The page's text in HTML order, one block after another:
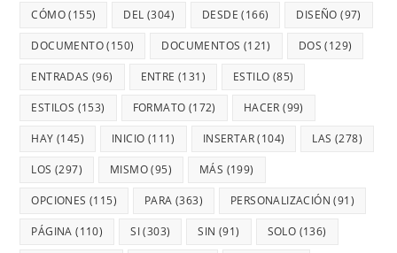
CÓMO(155) DEL (304) DESDE (166) DISEÑO (97)
DOCUMENTO(150) DOCUMENTOS (121) DOS (129)
ENTRADAS (96) ENTRE (131) ESTILO (85)
ESTILOS (153) FORMATO (172) HACER (99)
HAY (145) INICIO (111) INSERTAR(104) LAS (278)
LOS (297) MISMO(95) MÁS (199)
OPCIONES (115) PARA (363) PERSONALIZACIÓN (91)
PÁGINA (110) SI(303) SIN (91) SOLO (136)